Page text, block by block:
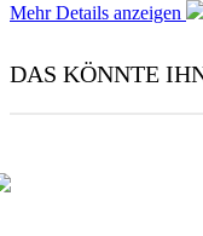
Mehr Details anzeigen
DAS KÖNNTE